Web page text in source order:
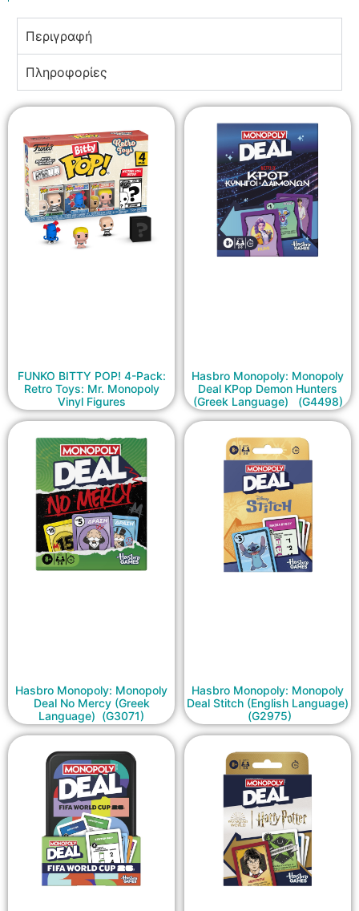
Περιγραφή
Πληροφορίες
FUNKO BITTY POP! 4-Pack:
Retro Toys: Mr. Monopoly
Vinyl Figures
Hasbro Monopoly: Monopoly
Deal KPop Demon Hunters
(Greek Language) (G4498)
Hasbro Monopoly: Monopoly
Deal No Mercy (Greek
Language) (G3071)
Hasbro Monopoly: Monopoly
Deal Stitch (English Language)
(G2975)